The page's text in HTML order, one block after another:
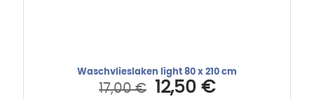
Waschvlieslaken light 80 x 210 cm
17,00€ Ursprünglicher
12,50 €Aktueller